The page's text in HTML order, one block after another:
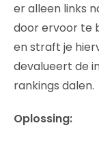
er alleen links
door ervoor te
en straft je
devalueert de
rankings dalen.
Oplossing: